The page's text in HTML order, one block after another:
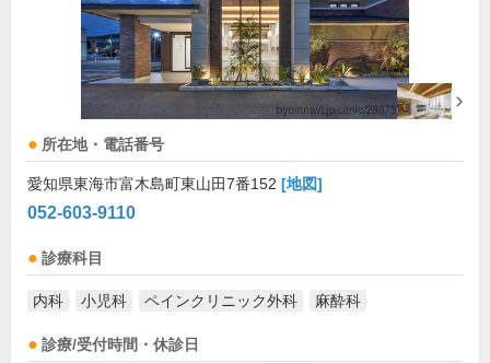
所在地・電話番号
愛知県東海市富木島町東山田7番152 [地図]
052-603-9110
診療科目
内科 小児科 ペインクリニック外科 麻酔科
診療/受付時間・休診日